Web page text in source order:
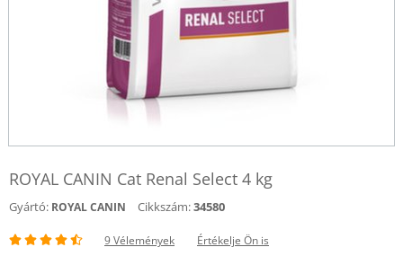
ROYAL CANIN Cat Renal Select 4 kg
Gyártó: ROYAL CANIN Cikkszám:34580
9 Vélemények Értékelje Ön is